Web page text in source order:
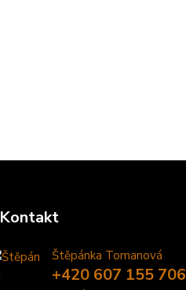
Kontakt
Štěpánka Tomanová
+420 607 155 706